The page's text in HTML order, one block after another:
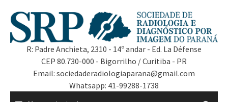
R: Padre Anchieta, 2310 - 14º andar - Ed. La Défense
CEP 80.730-000 - Bigorrilho / Curitiba - PR
Email: sociedaderadiologiaparana@gmail.com
Whatsapp: 41-99288-1738